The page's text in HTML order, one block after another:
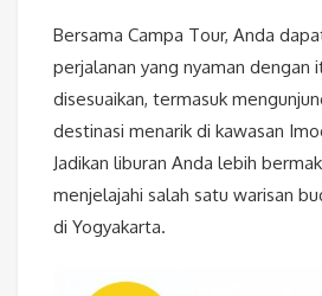
Bersama Campa Tour, Anda
perjalanan yang nyaman dengan
disesuaikan, termasuk
destinasi menarik di kawasan
Jadikan liburan Anda lebih
menjelajahi salah satu warisan
di Yogyakarta.